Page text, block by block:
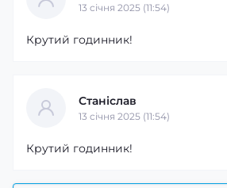
13 cічня 2025 (11:54)
Крутий годинник!
Станіслав
13 cічня 2025 (11:54)
Крутий годинник!